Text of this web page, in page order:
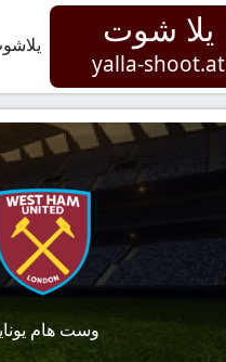
يلا شوت
yalla-shoot.at
وست هام